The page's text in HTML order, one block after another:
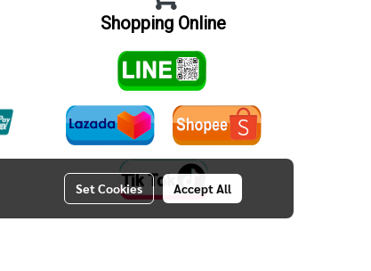
Shopping Online
Tel : 012 345 6789
Set Cookies Accept All